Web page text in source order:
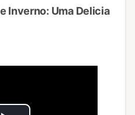
Inverno: Uma Delicia